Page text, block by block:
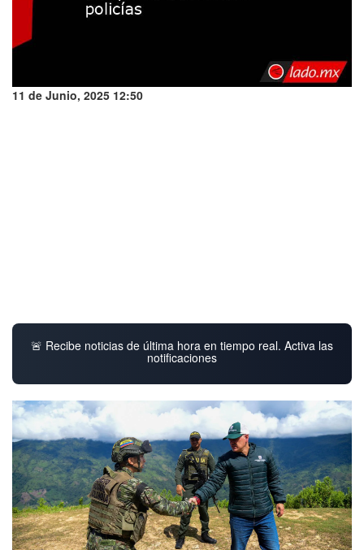
11 de Junio, 2025 12:50
🚨 Recibe noticias de última hora en tiempo real. Activa las
notificaciones